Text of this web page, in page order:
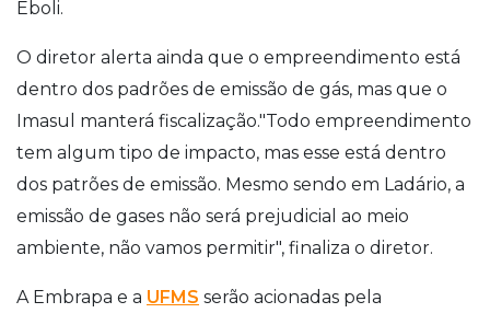
Éboli.
O diretor alerta ainda que o empreendimento está
dentro dos padrões de emissão de gás, mas que o
Imasul manterá fiscalização."Todo empreendimento
tem algum tipo de impacto, mas esse está dentro
dos patrões de emissão. Mesmo sendo em Ladário, a
emissão de gases não será prejudicial ao meio
ambiente, não vamos permitir", finaliza o diretor.
A Embrapa e a UFMS serão acionadas pela